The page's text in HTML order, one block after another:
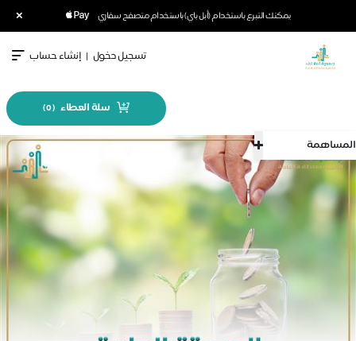
يمكنك التبرع باستخدام (أبل باي) باستخدام متصفح سفاري ×
المساهمة
تسجيل دخول | إنشاء حساب
سلة العطاء (
0
)